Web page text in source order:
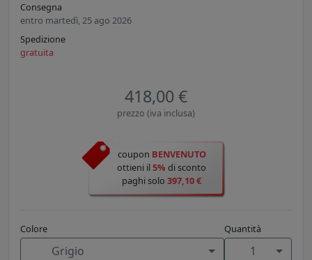
Consegna
entro martedì, 25 ago 2026
Spedizione
gratuita
418,00 €
prezzo (iva inclusa)
coupon BENVENUTO
ottieni il5% di sconto
paghi solo 397,10 €
Colore
Grigio
Quantità
1